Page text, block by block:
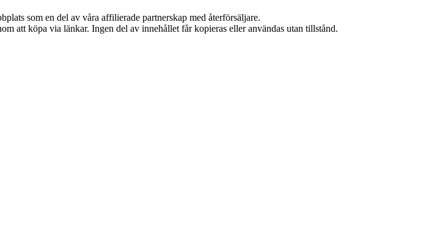
som en del av våra affilierade partnerskap med återförsäljare.
att köpa via länkar. Ingen del av innehållet får kopieras eller användas utan tillstånd.